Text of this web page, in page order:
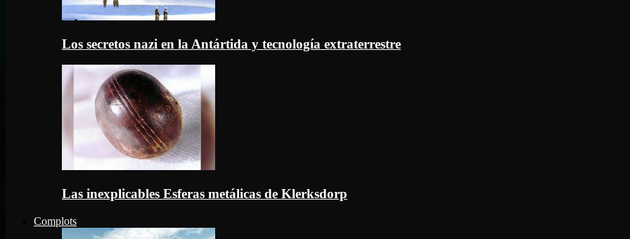
Los secretos nazi en la Antártida y tecnología extraterrestre
Las inexplicables Esferas metálicas de Klerksdorp
Complots